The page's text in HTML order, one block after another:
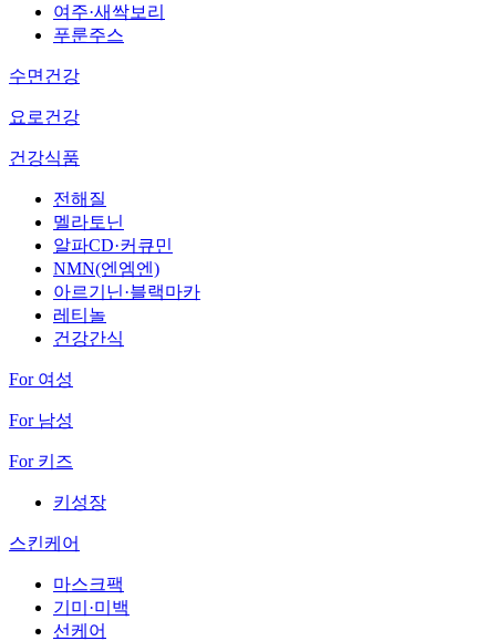
여주·새싹보리
푸룬주스
수면건강
요로건강
건강식품
전해질
멜라토닌
알파CD·커큐민
NMN(엔엠엔)
아르기닌·블랙마카
레티놀
건강간식
For 여성
For 남성
For 키즈
키성장
스킨케어
마스크팩
기미·미백
선케어